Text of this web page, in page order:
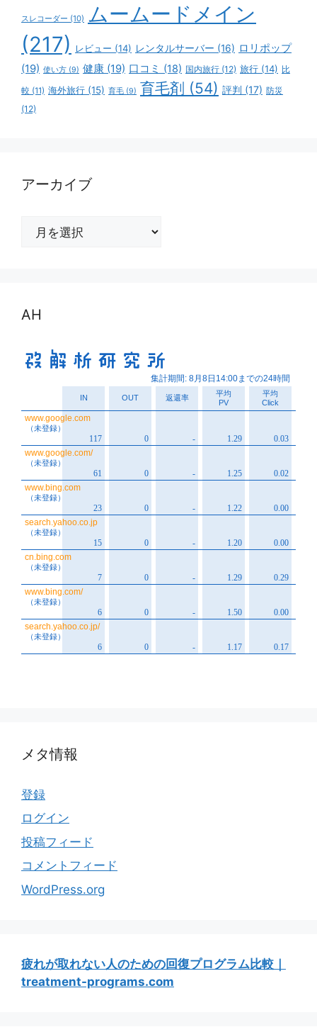
スレコーダー (10) ムームードメイン
(217)
レビュー (14) レンタルサーバー (16) ロリポップ
(19) 使い方 (9) 健康 (19) 口コミ (18) 国内旅行 (12) 旅行 (14) 比
較 (11) 海外旅行 (15) 育毛 (9) 育毛剤 (54) 評判 (17) 防災
(12)
アーカイブ
AH
メタ情報
登録
ログイン
投稿フィード
コメントフィード
WordPress.org
疲れが取れない人のための回復プログラム比較｜
treatment-programs.com